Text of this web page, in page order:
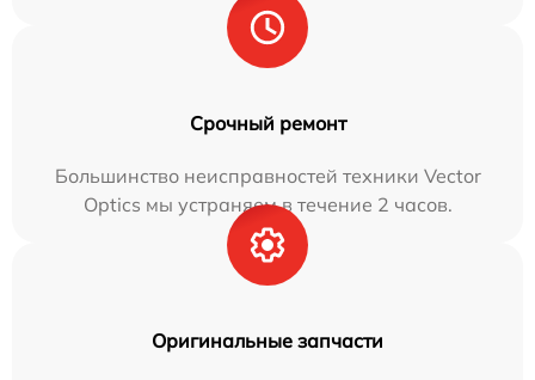
Срочный ремонт
Большинство неисправностей техники Vector
Optics мы устраняем в течение 2 часов.
Оригинальные запчасти